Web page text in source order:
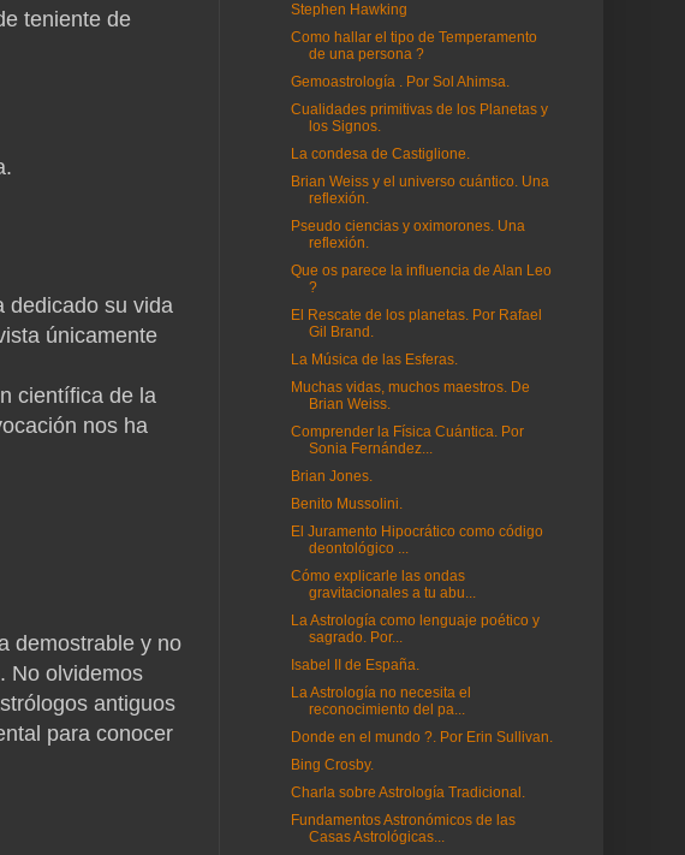
teniente de
dedicado su vida
únicamente
científica de la
nos ha
demostrable y no
No olvidemos
antiguos
para conocer
Stephen Hawking
Como hallar el tipo de Temperamento
de una persona ?
Gemoastrología . Por Sol Ahimsa.
Cualidades primitivas de los Planetas y
los Signos.
La condesa de Castiglione.
Brian Weiss y el universo cuántico. Una
reflexión.
Pseudo ciencias y oximorones. Una
reflexión.
Que os parece la influencia de Alan Leo
?
El Rescate de los planetas. Por Rafael
Gil Brand.
La Música de las Esferas.
Muchas vidas, muchos maestros. De
Brian Weiss.
Comprender la Física Cuántica. Por
Sonia Fernández...
Brian Jones.
Benito Mussolini.
El Juramento Hipocrático como código
deontológico ...
Cómo explicarle las ondas
gravitacionales a tu abu...
La Astrología como lenguaje poético y
sagrado. Por...
Isabel II de España.
La Astrología no necesita el
reconocimiento del pa...
Donde en el mundo ?. Por Erin Sullivan.
Bing Crosby.
Charla sobre Astrología Tradicional.
Fundamentos Astronómicos de las
Casas Astrológicas...